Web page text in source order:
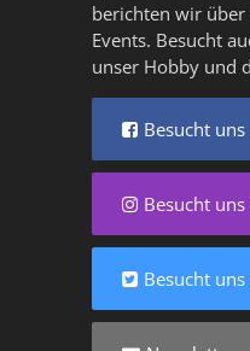
berichten wir
Events. Besucht
unser Hobby und
Besucht
Besucht
Besucht